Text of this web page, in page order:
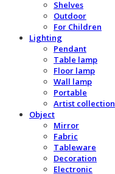
Shelves
Outdoor
For Children
Lighting
Pendant
Table lamp
Floor lamp
Wall lamp
Portable
Artist collection
Object
Mirror
Fabric
Tableware
Decoration
Electronic